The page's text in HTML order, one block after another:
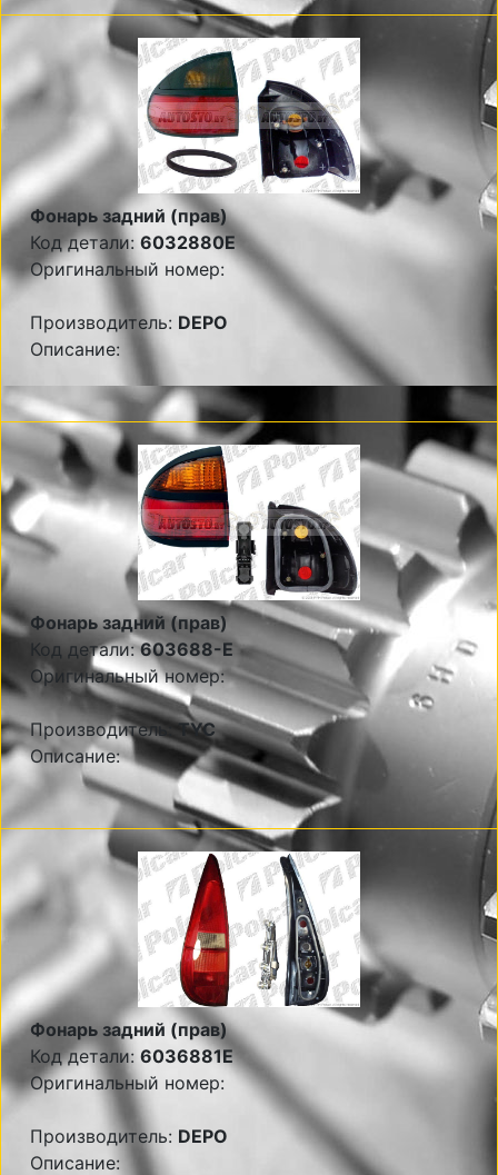
Фонарь задний (прав)
Код детали: 6032880E
Оригинальный номер:
Производитель: DEPO
Описание:
Фонарь задний (прав)
Код детали:603688-E
Оригинальный номер:
Производитель:TYC
Описание:
Фонарь задний (прав)
Код детали: 6036881E
Оригинальный номер:
Производитель: DEPO
Описание: